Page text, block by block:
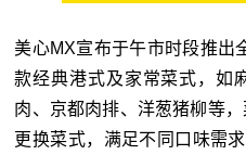
美心MX宣布于午市时段推出
款经典港式及家常菜式，如
肉、京都肉排、洋葱猪柳等
更换菜式，满足不同口味需